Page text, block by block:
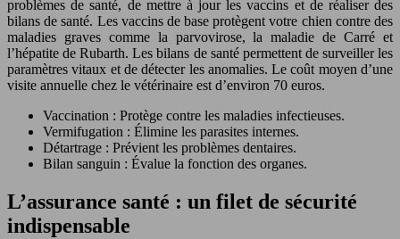
problèmes de santé, de mettre à jour les vaccins et de réaliser des
bilans de santé. Les vaccins de base protègent votre chien contre des
maladies graves comme la parvovirose, la maladie de Carré et
l’hépatite de Rubarth. Les bilans de santé permettent de surveiller les
paramètres vitaux et de détecter les anomalies. Le coût moyen d’une
visite annuelle chez le vétérinaire est d’environ 70 euros.
Vaccination : Protège contre les maladies infectieuses.
Vermifugation : Élimine les parasites internes.
Détartrage : Prévient les problèmes dentaires.
Bilan sanguin : Évalue la fonction des organes.
L’assurance santé : un filet de sécurité
indispensable